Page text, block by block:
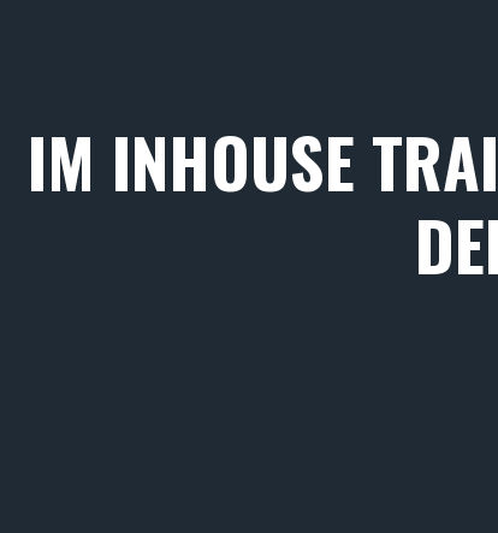
IM INHOUSE